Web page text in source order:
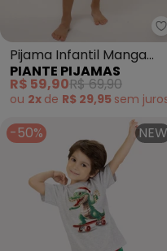
Pijama Infantil Manga
Curta Algodão (Branco)
PIANTE PIJAMAS
R$ 59,90R$ 69,90
ou 2x de R$ 29,95 sem
-50% NEW